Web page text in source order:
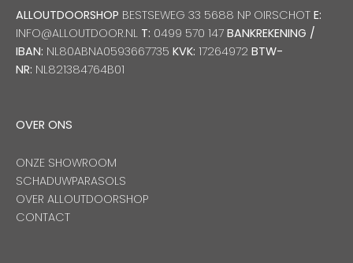
ALLOUTDOORSHOP BESTSEWEG 33 5688 NP OIRSCHOT E:
INFO@ALLOUTDOOR.NL T: 0499 570 147 BANKREKENING /
IBAN: NL80ABNA0593667735 KVK: 17264972 BTW-
NR: NL821384764B01
OVER ONS
ONZE SHOWROOM
SCHADUWPARASOLS
OVER ALLOUTDOORSHOP
CONTACT